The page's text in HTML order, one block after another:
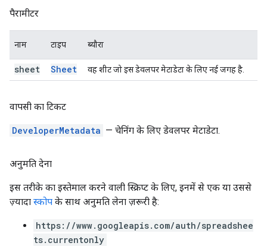
पैरामीटर
नाम टाइप ब्यौरा
sheet Sheet वह शीट जो इस डेवलपर मेटाडेटा के लिए नई जगह है.
वापसी का टिकट
DeveloperMetadata — चेनिंग के लिए डेवलपर मेटाडेटा.
अनुमति देना
इस तरीके का इस्तेमाल करने वाली स्क्रिप्ट के लिए, इनमें से एक या उससे
ज़्यादा स्कोप के साथ अनुमति लेना ज़रूरी है:
https://www.googleapis.com/auth/spreadshee
ts.currentonly